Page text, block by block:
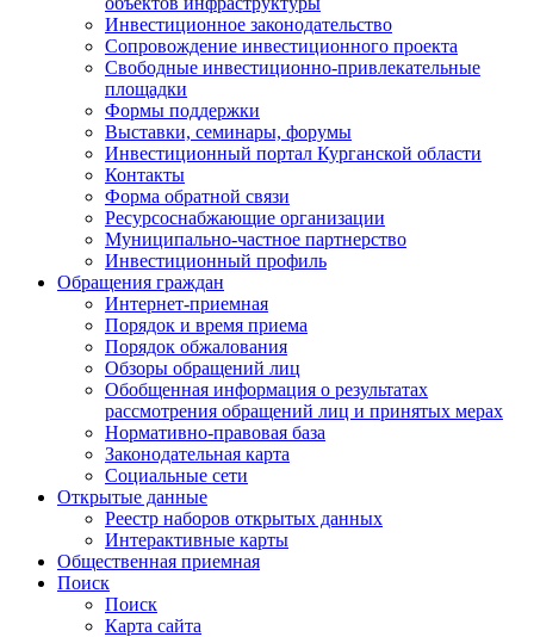
Инвестиционное законодательство
Сопровождение инвестиционного проекта
Свободные инвестиционно-привлекательные
площадки
Формы поддержки
Выставки, семинары, форумы
Инвестиционный портал Курганской области
Контакты
Форма обратной связи
Ресурсоснабжающие организации
Муниципально-частное партнерство
Инвестиционный профиль
Обращения граждан
Интернет-приемная
Порядок и время приема
Порядок обжалования
Обзоры обращений лиц
Обобщенная информация о результатах
рассмотрения обращений лиц и принятых мерах
Нормативно-правовая база
Законодательная карта
Социальные сети
Открытые данные
Реестр наборов открытых данных
Интерактивные карты
Общественная приемная
Поиск
Поиск
Карта сайта